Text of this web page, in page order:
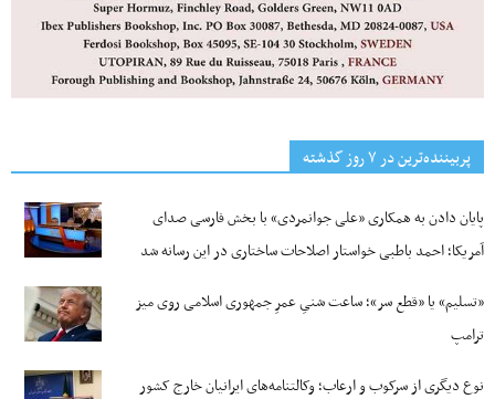
پربیننده‌ترین‌ در ۷ روز گذشته
پایان دادن به همکاری «علی جوانمردی» با بخش فارسی صدای
آمریکا؛ احمد باطبی خواستار اصلاحات ساختاری در این رسانه شد
«تسلیم» یا «قطع سر»؛ ساعت شنیِ عمرِ جمهوری اسلامی روی میز
ترامپ
نوع دیگری از سرکوب و ارعاب؛ وکالتنامه‌های ایرانیان خارج کشور